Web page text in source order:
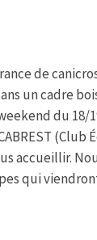
de
un cadre
du 18/
(Club
accueillir.
qui